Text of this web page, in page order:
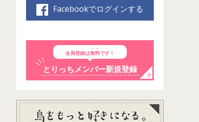
Facebookでログインする
会員登録は無料です！
とりっちメンバー新規登録